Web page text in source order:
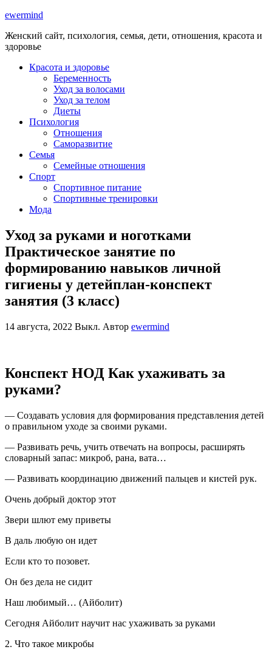
ewermind
Женский сайт, психология, семья, дети, отношения, красота и
здоровье
Красота и здоровье
Беременность
Уход за волосами
Уход за телом
Диеты
Психология
Отношения
Саморазвитие
Семья
Семейные отношения
Спорт
Спортивное питание
Спортивные тренировки
Мода
Уход за руками и ноготками
Практическое занятие по
формированию навыков личной
гигиены у детейплан-конспект
занятия (3 класс)
14 августа, 2022 Выкл. Автор ewermind
Конспект НОД Как ухаживать за
руками?
— Создавать условия для формирования представления детей
о правильном уходе за своими руками.
— Развивать речь, учить отвечать на вопросы, расширять
словарный запас: микроб, рана, вата…
— Развивать координацию движений пальцев и кистей рук.
Очень добрый доктор этот
Звери шлют ему приветы
В даль любую он идет
Если кто то позовет.
Он без дела не сидит
Наш любимый… (Айболит)
Сегодня Айболит научит нас ухаживать за руками
2. Что такое микробы